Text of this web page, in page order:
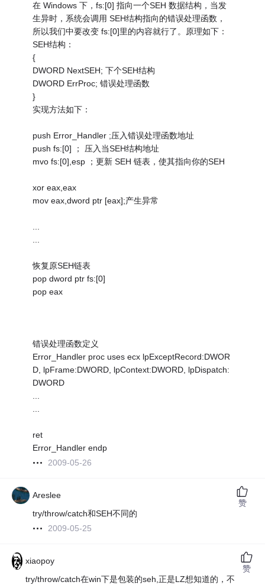
在 Windows 下，fs:[0] 指向一个SEH 数据结构，当发
生异时，系统会调用 SEH结构指向的错误处理函数，
所以我们中要改变 fs:[0]里的内容就行了。原理如下：
SEH结构：
{
DWORD NextSEH; 下个SEH结构
DWORD ErrProc; 错误处理函数
}
实现方法如下：
push Error_Handler ;压入错误处理函数地址
push fs:[0] ； 压入当SEH结构地址
mvo fs:[0],esp ；更新 SEH 链表，使其指向你的SEH
xor eax,eax
mov eax,dword ptr [eax];产生异常
...
...
恢复原SEH链表
pop dword ptr fs:[0]
pop eax
错误处理函数定义
Error_Handler proc uses ecx lpExceptRecord:DWOR
D, lpFrame:DWORD, lpContext:DWORD, lpDispatch:
DWORD
...
...
ret
Error_Handler endp
2009-05-26
Areslee
try/throw/catch和SEH不同的
2009-05-25
赞
xiaopoy
try/throw/catch在win下是包装的seh,正是LZ想知道的，不
赞